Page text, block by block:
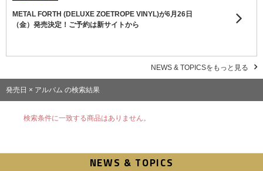
METAL FORTH (DELUXE ZOETROPE VINYL)が6月26日
（金）発売決定！ご予約は新サイトから
NEWS & TOPICSをもっと見る
発売日 × アルバム の検索結果
検索条件に一致する商品はありません。
NEWS & TOPICS